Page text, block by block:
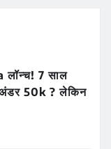
7 साल
50k ? लेकिन